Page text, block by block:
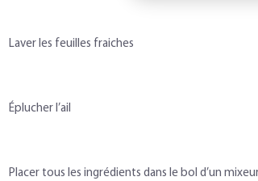
Laver les feuilles fraiches
Éplucher l’ail
Placer tous les ingrédients dans le bol d’un